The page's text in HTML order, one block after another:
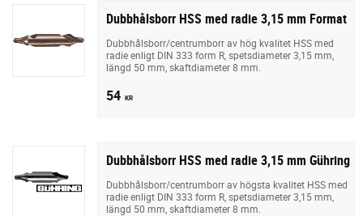
Dubbhålsborr HSS med radie 3,15 mm Format
Dubbhålsborr/centrumborr av hög kvalitet HSS med
radie enligt DIN 333 form R, spetsdiameter 3,15 mm,
längd 50 mm, skaftdiameter 8 mm.
54 KR
Dubbhålsborr HSS med radie 3,15 mm Gühring
Dubbhålsborr/centrumborr av högsta kvalitet HSS med
radie enligt DIN 333 form R, spetsdiameter 3,15 mm,
längd 50 mm, skaftdiameter 8 mm.